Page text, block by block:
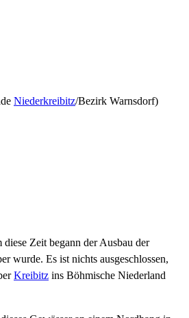
Niederkreibitz/Bezirk Warnsdorf)
Zeit begann der Ausbau der
wurde. Es ist nichts ausgeschlossen,
Kreibitz ins Böhmische Niederland